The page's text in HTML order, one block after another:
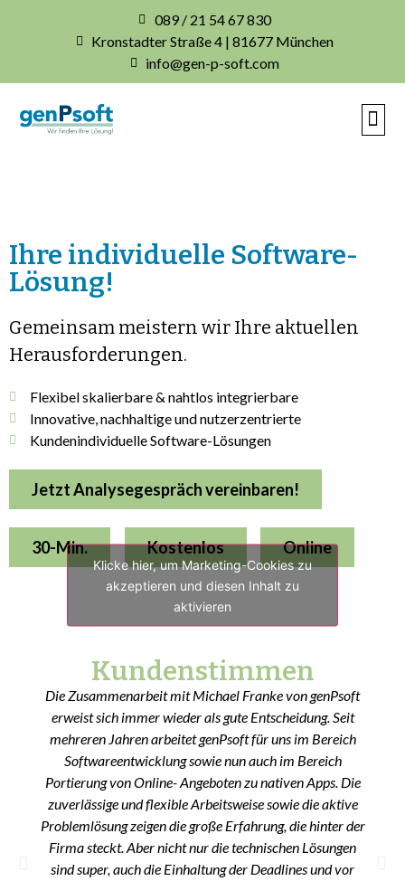
089 / 21 54 67 830
Kronstadter Straße 4 | 81677 München
info@gen-p-soft.com
Ihre individuelle Software-
Lösung!
Gemeinsam meistern wir Ihre aktuellen
Herausforderungen.
Flexibel skalierbare & nahtlos integrierbare
Innovative, nachhaltige und nutzerzentrierte
Kundenindividuelle Software-Lösungen
Jetzt Analysegespräch vereinbaren!
30-Min. Kostenlos Online
Klicke hier, um Marketing-Cookies zu
akzeptieren und diesen Inhalt zu
aktivieren
Kundenstimmen
Die Zusammenarbeit mit Michael Franke von genPsoft
erweist sich immer wieder als gute Entscheidung. Seit
mehreren Jahren arbeitet genPsoft für uns im Bereich
Softwareentwicklung sowie nun auch im Bereich
Portierung von Online- Angeboten zu nativen Apps. Die
zuverlässige und flexible Arbeitsweise sowie die aktive
Problemlösung zeigen die große Erfahrung, die hinter der
Firma steckt. Aber nicht nur die technischen Lösungen
sind super, auch die Einhaltung der Deadlines und vor